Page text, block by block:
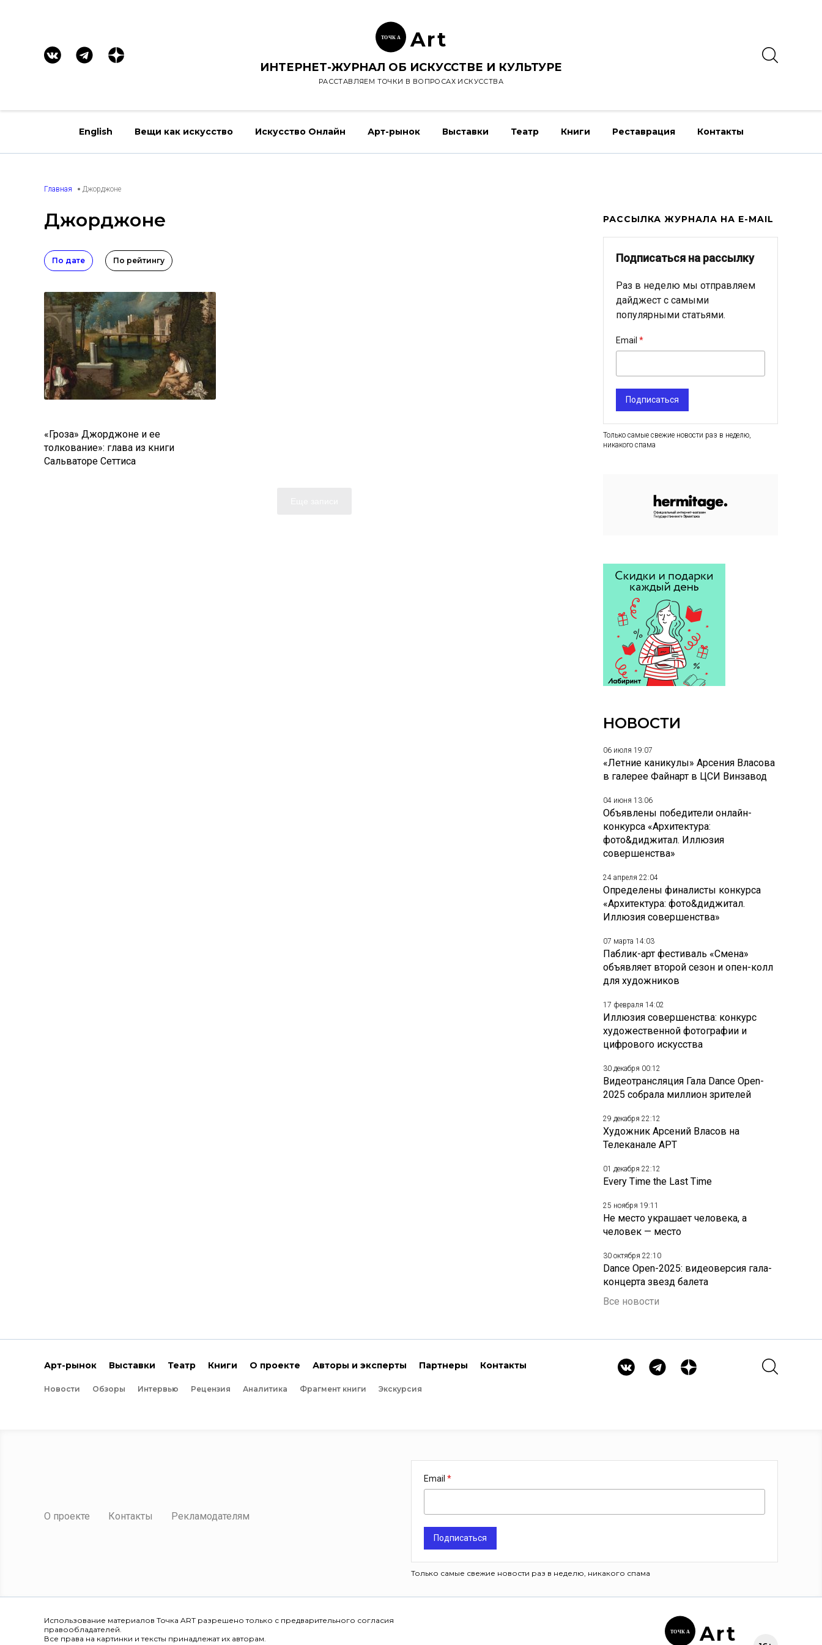
ТОЧК А Art
ИНТЕРНЕТ-ЖУРНАЛ ОБ ИСКУССТВЕ И КУЛЬТУРЕ
РАССТАВЛЯЕМ ТОЧКИ В ВОПРОСАХ ИСКУССТВА
English Вещи как искусство Искусство Онлайн Арт-рынок Выставки Театр Книги Реставрация Контакты
Главная Джорджоне
Джорджоне
По дате По рейтингу
«Гроза» Джорджоне и ее
толкование»: глава из книги
Сальваторе Сеттиса
РАССЫЛКА ЖУРНАЛА НА E-MAIL
Подписаться на рассылку
Раз в неделю мы отправляем
дайджест с самыми
популярными статьями.
Email
Подписаться
Только самые свежие новости раз в неделю,
никакого спама
НОВОСТИ
06 июля 19:07
«Летние каникулы» Арсения Власова
в галерее Файнарт в ЦСИ Винзавод
04 июня 13:06
Объявлены победители онлайн-
конкурса «Архитектура:
фото&диджитал. Иллюзия
совершенства»
24 апреля 22:04
Определены финалисты конкурса
«Архитектура: фото&диджитал.
Иллюзия совершенства»
07 марта 14:03
Паблик-арт фестиваль «Смена»
объявляет второй сезон и опен-колл
для художников
17 февраля 14:02
Иллюзия совершенства: конкурс
художественной фотографии и
цифрового искусства
30 декабря 00:12
Видеотрансляция Гала Dance Open-
2025 собрала миллион зрителей
29 декабря 22:12
Художник Арсений Власов на
Телеканале АРТ
01 декабря 22:12
Every Time the Last Time
25 ноября 19:11
Не место украшает человека, а
человек — место
30 октября 22:10
Dance Open-2025: видеоверсия гала-
концерта звезд балета
Все новости
Арт-рынок Выставки Театр Книги О проекте Авторы и эксперты Партнеры Контакты
Новости Обзоры Интервью Рецензия Аналитика Фрагмент книги Экскурсия
О проекте Контакты Рекламодателям
Email
Подписаться
Только самые свежие новости раз в неделю, никакого спама
Использование материалов Точка ART разрешено только с предварительного согласия
правообладателей.
Все права на картинки и тексты принадлежат их авторам.
ТОЧК А Art